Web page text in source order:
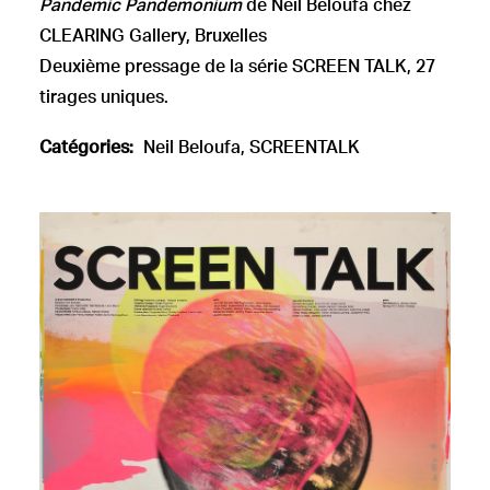
Pandemic Pandemoniumde Neïl Beloufa chez
CLEARING Gallery, Bruxelles
Deuxième pressage de la série SCREEN TALK, 27
tirages uniques.
Catégories: Neil Beloufa, SCREENTALK